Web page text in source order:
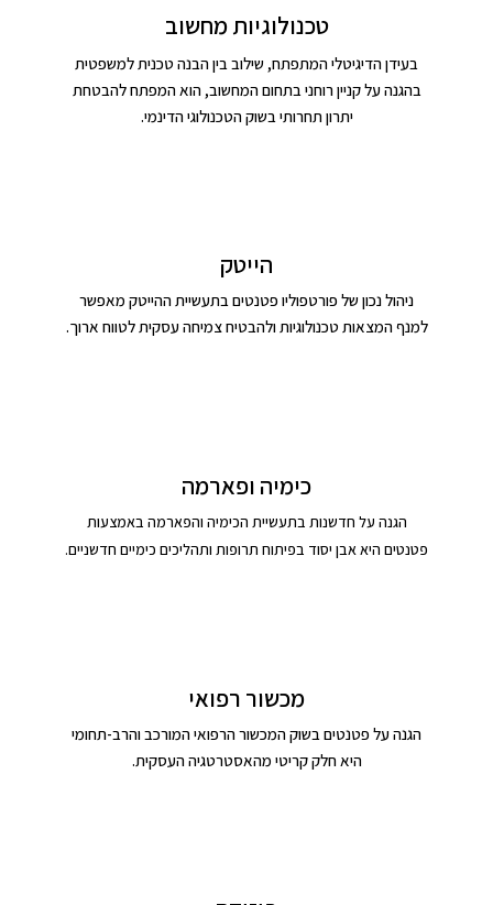
טכנולוגיות מחשוב
בעידן הדיגיטלי המתפתח, שילוב בין הבנה טכנית למשפטית
בהגנה על קניין רוחני בתחום המחשוב, הוא המפתח להבטחת
יתרון תחרותי בשוק הטכנולוגי הדינמי.
הייטק
ניהול נכון של פורטפוליו פטנטים בתעשיית ההייטק מאפשר
למנף המצאות טכנולוגיות ולהבטיח צמיחה עסקית לטווח ארוך.
כימיה ופארמה
הגנה על חדשנות בתעשיית הכימיה והפארמה באמצעות
פטנטים היא אבן יסוד בפיתוח תרופות ותהליכים כימיים חדשניים.
מכשור רפואי
הגנה על פטנטים בשוק המכשור הרפואי המורכב והרב-תחומי
היא חלק קריטי מהאסטרטגיה העסקית.